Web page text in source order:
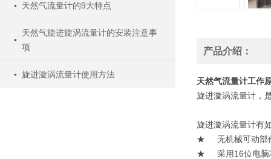
天然气流量计的9大特点
天然气旋进旋涡流量计的安装注意事
项
旋进漩涡流量计使用方法
产品介绍：
天然气流量计工作
旋进漩涡流量计，
旋进漩涡流量计有
★ 无机械可动部件
★ 采用16位电脑